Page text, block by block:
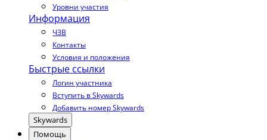
Уровни участия
Информация
ЧЗВ
Контакты
Условия и положения
Быстрые ссылки
Логин участника
Вступить в Skywards
Добавить номер Skywards
Skywards
Помощь